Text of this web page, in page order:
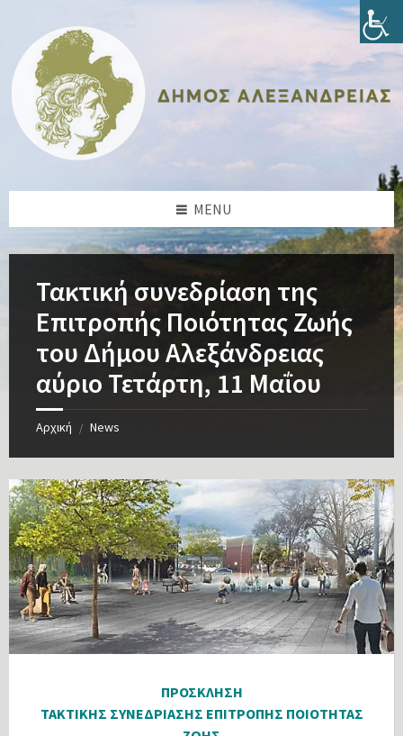
content
sidebar
sidebar
footer
MENU
Τακτική συνεδρίαση της
Επιτροπής Ποιότητας Ζωής
του Δήμου Αλεξάνδρειας
αύριο Τετάρτη, 11 Μαΐου
Αρχική / News
ΠΡΟΣΚΛΗΣΗ
ΤΑΚΤΙΚΗΣ ΣΥΝΕΔΡΙΑΣΗΣ ΕΠΙΤΡΟΠΗΣ ΠΟΙΟΤΗΤΑΣ